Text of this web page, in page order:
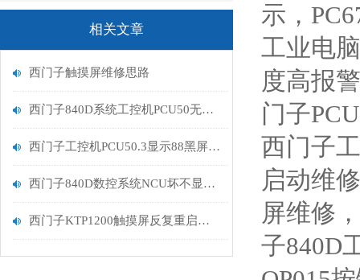
相关文章
西门子触摸屏维修思路
西门子840D系统工控机PCU50无显示
西门子工控机PCU50.3显示88黑屏维修检测
西门子840D数控系统NCU坏不显示6红灯亮维修解决
西门子KTP1200触摸屏反复重启怎么解决
示，
工业电
度高报
门子
西门子
启动维
屏维修
子840D